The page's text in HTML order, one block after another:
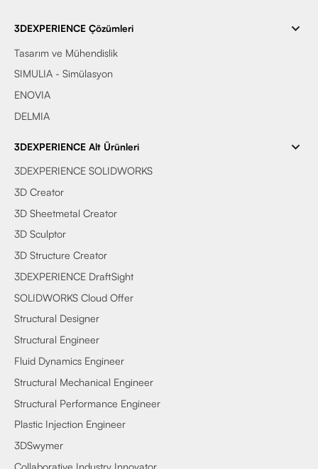
3DEXPERIENCE Çözümleri
Tasarım ve Mühendislik
SIMULIA - Simülasyon
ENOVIA
DELMIA
3DEXPERIENCE Alt Ürünleri
3DEXPERIENCE SOLIDWORKS
3D Creator
3D Sheetmetal Creator
3D Sculptor
3D Structure Creator
3DEXPERIENCE DraftSight
SOLIDWORKS Cloud Offer
Structural Designer
Structural Engineer
Fluid Dynamics Engineer
Structural Mechanical Engineer
Structural Performance Engineer
Plastic Injection Engineer
3DSwymer